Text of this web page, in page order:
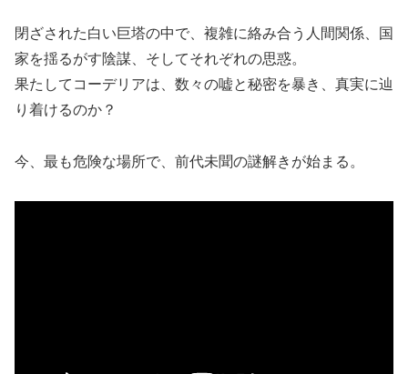
閉ざされた白い巨塔の中で、複雑に絡み合う人間関係、国
家を揺るがす陰謀、そしてそれぞれの思惑。
果たしてコーデリアは、数々の嘘と秘密を暴き、真実に辿
り着けるのか？
今、最も危険な場所で、前代未聞の謎解きが始まる。